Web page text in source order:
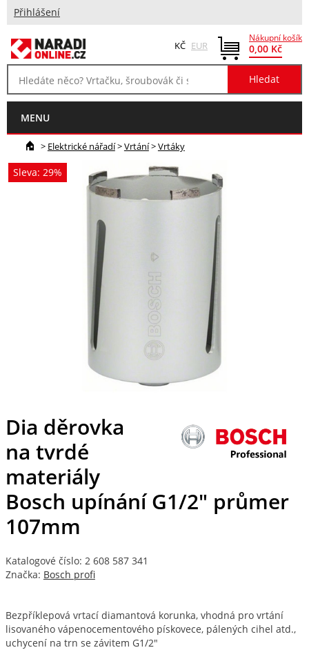
Přihlášení
Nákupní košík
0,00 Kč
KČ EUR
MENU
> Elektrické nářadí>Vrtání>Vrtáky
Sleva: 29%
Dia děrovka
na tvrdé
materiály
Bosch upínání G1/2" průmer
107mm
Katalogové číslo: 2 608 587 341
Značka: Bosch profi
Bezpříklepová vrtací diamantová korunka, vhodná pro vrtání
lisovaného vápenocementového pískovece, pálených cihel atd.,
uchycení na trn se závitem G1/2"